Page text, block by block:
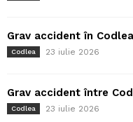
Grav accident în
Codlea 23 iulie 2026
Grav accident între
Codlea 23 iulie 2026